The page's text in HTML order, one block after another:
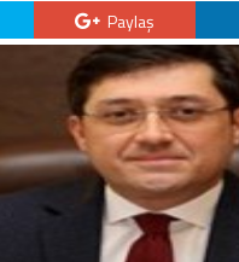
Paylaş